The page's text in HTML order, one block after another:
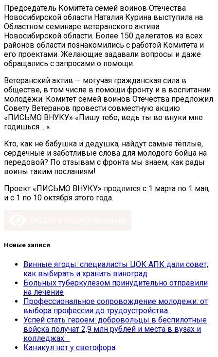
Председатель Комитета семей воинов Отечества
Новосибирской области Наталия Курина выступила на
Областном семинаре ветеранского актива
Новосибирской области. Более 150 делегатов из всех
районов области познакомились с работой Комитета и
его проектами. Желающие задавали вопросы и даже
обращались с запросами о помощи.
Ветеранский актив — могучая гражданская сила в
обществе, в том числе в помощи фронту и в воспитании
молодёжи. Комитет семей воинов Отечества предложил
Совету Ветеранов провести совместную акцию
«ПИСЬМО ВНУКУ» «Пишу тебе, ведь ты во внуки мне
годишься… «
Кто, как не бабушка и дедушка, найдут самые тёплые,
сердечные и заботливые слова для молодого бойца на
передовой? По отзывам с фронта мы знаем, как рады
воины таким посланиям!
Проект «ПИСЬМО ВНУКУ» продлится с 1 марта по 1 мая,
и с 1 по 10 октября этого года.
Новые записи
Винные ягоды: специалисты ЦОК АПК дали совет,
как выбирать и хранить виноград
Больных туберкулезом принудительно отправили
на лечение
Профессиональное сопровождение молодежи: от
выбора профессии до трудоустройства
Успей стать героем: добровольцы в беспилотные
войска получат 2,9 млн рублей и места в вузах и
колледжах
Каникул нет у светофора